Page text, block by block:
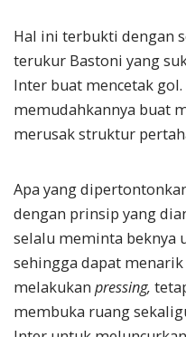
Hal ini terbukti dengan
terukur Bastoni yang
Inter buat mencetak
memudahkannya buat
merusak struktur
Apa yang
dengan prinsip yang
selalu meminta beknya
sehingga dapat
melakukan pressing,
membuka ruang